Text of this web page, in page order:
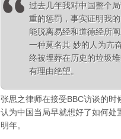
过去几年我对中国整个
重的惩罚，事实证明我
能脱离易经和道德经所
一种莫名其 妙的人为亢
终被埋葬在历史的垃圾
有理由绝望。
张思之律师在接受BBC访谈的时
认为中国当局早就想好了如何处
明年。